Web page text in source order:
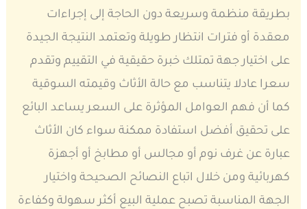
بطريقة منظمة وسريعة دون الحاجة إلى إجراءات
معقدة أو فترات انتظار طويلة وتعتمد النتيجة الجيدة
على اختيار جهة تمتلك خبرة حقيقية في التقييم وتقدم
سعرا عادلا يتناسب مع حالة الأثاث وقيمته السوقية
كما أن فهم العوامل المؤثرة على السعر يساعد البائع
على تحقيق أفضل استفادة ممكنة سواء كان الأثاث
عبارة عن غرف نوم أو مجالس أو مطابخ أو أجهزة
كهربائية ومن خلال اتباع النصائح الصحيحة واختيار
الجهة المناسبة تصبح عملية البيع أكثر سهولة وكفاءة